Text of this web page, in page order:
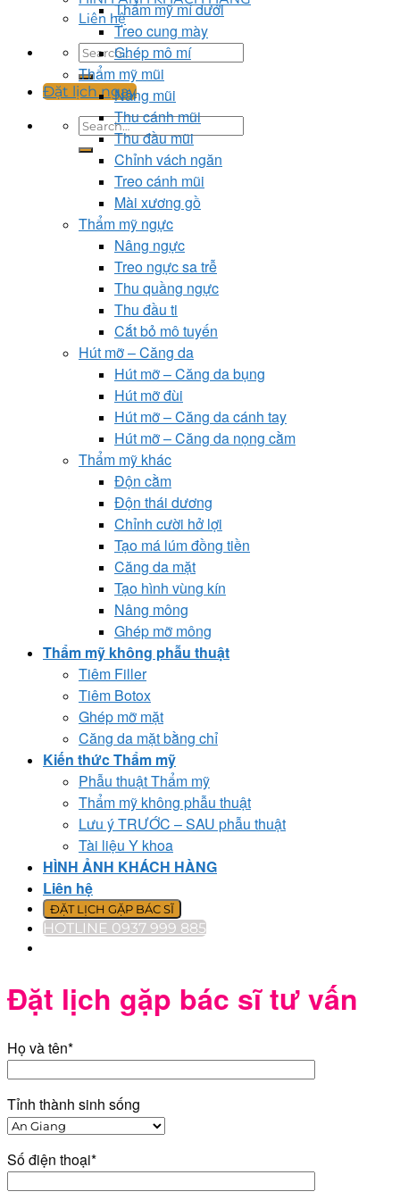
Liên hệ
Đặt lịch ngay
Thẩm mỹ mí dưới
Treo cung mày
Ghép mô mí
Thẩm mỹ mũi
Nâng mũi
Thu cánh mũi
Thu đầu mũi
Chỉnh vách ngăn
Treo cánh mũi
Mài xương gồ
Thẩm mỹ ngực
Nâng ngực
Treo ngực sa trễ
Thu quầng ngực
Thu đầu ti
Cắt bỏ mô tuyến
Hút mỡ – Căng da
Hút mỡ – Căng da bụng
Hút mỡ đùi
Hút mỡ – Căng da cánh tay
Hút mỡ – Căng da nọng cằm
Thẩm mỹ khác
Độn cằm
Độn thái dương
Chỉnh cười hở lợi
Tạo má lúm đồng tiền
Căng da mặt
Tạo hình vùng kín
Nâng mông
Ghép mỡ mông
Thẩm mỹ không phẫu thuật
Tiêm Filler
Tiêm Botox
Ghép mỡ mặt
Căng da mặt bằng chỉ
Kiến thức Thẩm mỹ
Phẫu thuật Thẩm mỹ
Thẩm mỹ không phẫu thuật
Lưu ý TRƯỚC – SAU phẫu thuật
Tài liệu Y khoa
HÌNH ẢNH KHÁCH HÀNG
Liên hệ
ĐẶT LỊCH GẶP BÁC SĨ
HOTLINE 0937 999 885
Đặt lịch gặp bác sĩ tư vấn
Họ và tên*
Tỉnh thành sinh sống
Số điện thoại*